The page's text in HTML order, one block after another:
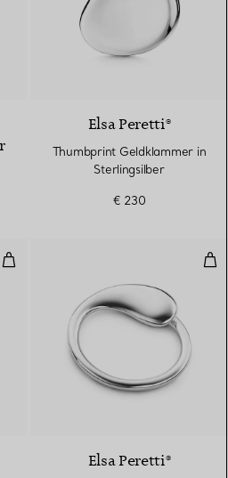
Elsa Peretti®
Thumbprint Geldklammer in
Sterlingsilber
€ 230
Claw Geldklammer
Elsa Peretti®